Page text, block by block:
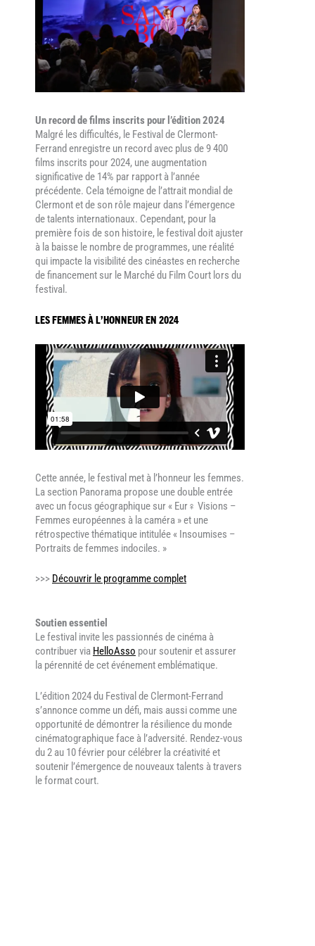
Un record de films inscrits pour l’édition 2024
Malgré les difficultés, le Festival de Clermont-
Ferrand enregistre un record avec plus de 9 400
films inscrits pour 2024, une augmentation
significative de 14% par rapport à l’année
précédente. Cela témoigne de l’attrait mondial de
Clermont et de son rôle majeur dans l’émergence
de talents internationaux. Cependant, pour la
première fois de son histoire, le festival doit ajuster
à la baisse le nombre de programmes, une réalité
qui impacte la visibilité des cinéastes en recherche
de financement sur le Marché du Film Court lors du
festival.
LES FEMMES À L’HONNEUR EN 2024
Cette année, le festival met à l’honneur les femmes.
La section Panorama propose une double entrée
avec un focus géographique sur « Eur♀ Visions –
Femmes européennes à la caméra » et une
rétrospective thématique intitulée « Insoumises –
Portraits de femmes indociles. »
>>> Découvrir le programme complet
Soutien essentiel
Le festival invite les passionnés de cinéma à
contribuer via HelloAsso pour soutenir et assurer
la pérennité de cet événement emblématique.
L’édition 2024 du Festival de Clermont-Ferrand
s’annonce comme un défi, mais aussi comme une
opportunité de démontrer la résilience du monde
cinématographique face à l’adversité. Rendez-vous
du 2 au 10 février pour célébrer la créativité et
soutenir l’émergence de nouveaux talents à travers
le format court.